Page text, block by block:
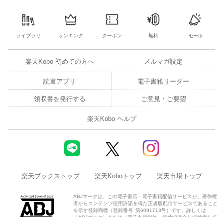
ライブラリ ランキング クーポン 無料 セール
楽天Kobo 初めての方へ メルマガ設定
読書アプリ 電子書籍リーダー
領収書を発行する ご意見・ご要望
楽天Kobo ヘルプ
楽天ブックストップ 楽天Koboトップ 楽天市場トップ
ABJマークは、この電子書店・電子書籍配信サービスが、著作権
者からコンテンツ使用許諾を得た正規版配信サービスであること
を示す登録商標（登録番号 第6091713号）です。詳しくは